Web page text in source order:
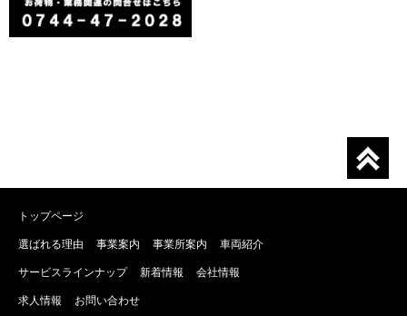
トップページ
選ばれる理由 事業案内 事業所案内 車両紹介
サービスラインナップ 新着情報 会社情報
求人情報 お問い合わせ